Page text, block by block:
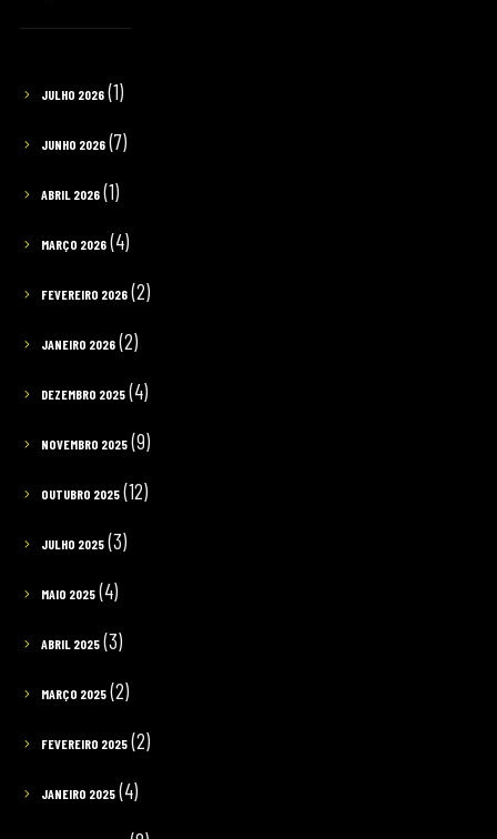
JULHO 2026(1)
JUNHO 2026(7)
ABRIL 2026(1)
MARÇO 2026(4)
FEVEREIRO 2026(2)
JANEIRO 2026(2)
DEZEMBRO 2025(4)
NOVEMBRO 2025(9)
OUTUBRO 2025(12)
JULHO 2025(3)
MAIO 2025(4)
ABRIL 2025(3)
MARÇO 2025(2)
FEVEREIRO 2025(2)
JANEIRO 2025(4)